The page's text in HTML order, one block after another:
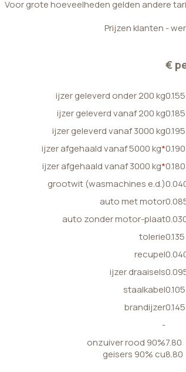
Voor grote hoeveelheden gelden andere
Prijzen klanten -
€
ijzer geleverd onder 200 kg0.155
ijzer geleverd vanaf 200 kg0.185
ijzer geleverd vanaf 3000 kg0.195
ijzer afgehaald vanaf 5000 kg*0.190
ijzer afgehaald vanaf 3000 kg*0.180
grootwit (wasmachines e.d.)
auto met motor
auto zonder motor-plaat
tolerie0.135
recupel
ijzer draaisels
staalkabel0.105
brandijzer0.145
-
onzuiver rood 90%
geisers 90% cu
7.80
8.80